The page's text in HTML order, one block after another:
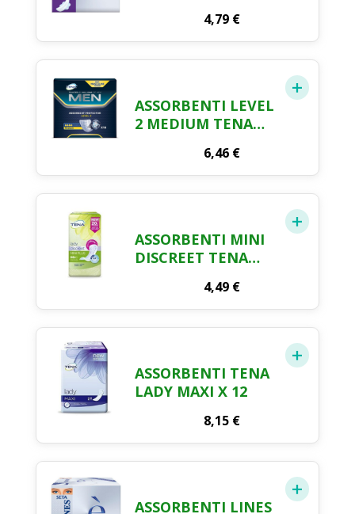
4,79 €
ASSORBENTI LEVEL
2 MEDIUM TENA
6,46 €
ASSORBENTI MINI
DISCREET TENA
4,49 €
ASSORBENTI TENA
LADY MAXI X 12
8,15 €
ASSORBENTI LINES